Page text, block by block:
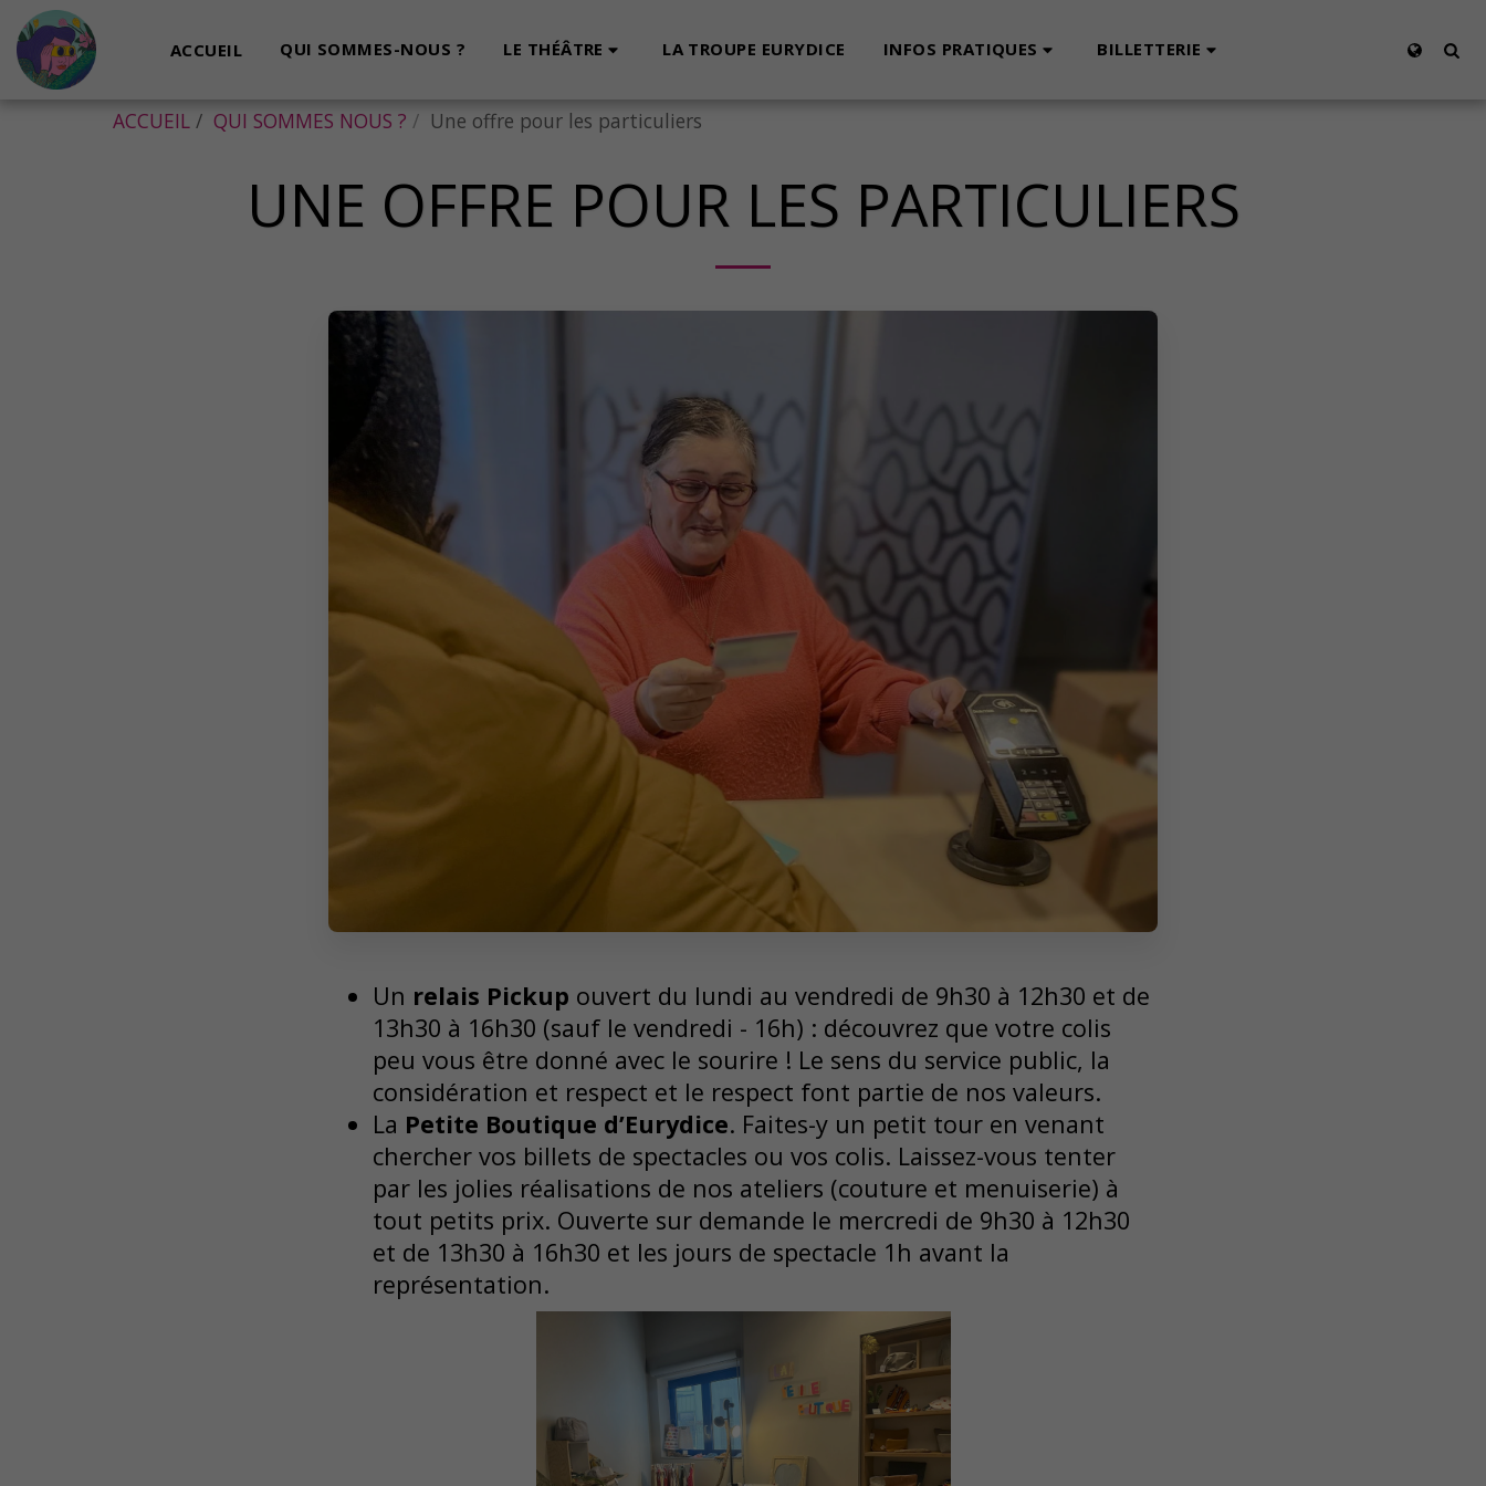
ACCUEIL QUI SOMMES-NOUS ? LE THÉÂTRE LA TROUPE EURYDICE INFOS PRATIQUES BILLETTERIE
ACCUEIL QUI SOMMES NOUS ? Une offre pour les particuliers
UNE OFFRE POUR LES PARTICULIERS
Un relais Pickup ouvert du lundi au vendredi de 9h30 à 12h30 et de
13h30 à 16h30 (sauf le vendredi - 16h) : découvrez que votre colis
peu vous être donné avec le sourire ! Le sens du service public, la
considération et respect et le respect font partie de nos valeurs.
La Petite Boutique d’Eurydice. Faites-y un petit tour en venant
chercher vos billets de spectacles ou vos colis. Laissez-vous tenter
par les jolies réalisations de nos ateliers (couture et menuiserie) à
tout petits prix. Ouverte sur demande le mercredi de 9h30 à 12h30
et de 13h30 à 16h30 et les jours de spectacle 1h avant la
représentation.